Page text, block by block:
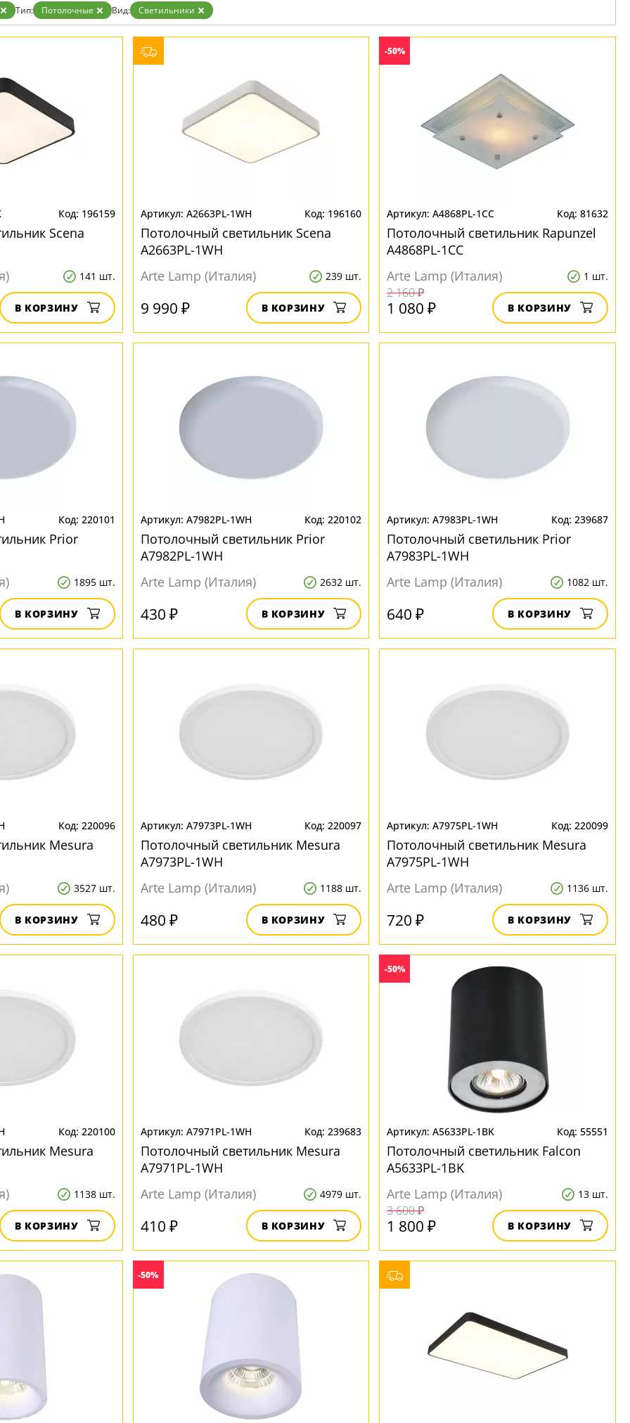
Бронза
Золото
Прозрачные
Тип: Потолочные Вид: Светильники
196159
Scena
141 шт.
В КОРЗИНУ
A2663PL-1WH 196160
Потолочный светильник Scena
A2663PL-1WH
Arte Lamp (Италия)
239 шт.
9 990 ₽ В КОРЗИНУ
-50%
A4868PL-1CC 81632
Потолочный светильник Rapunzel
A4868PL-1CC
Arte Lamp (Италия)
1 шт.
2 160 ₽
1 080 ₽ В КОРЗИНУ
220101
Prior
1895 шт.
В КОРЗИНУ
A7982PL-1WH 220102
Потолочный светильник Prior
A7982PL-1WH
Arte Lamp (Италия)
2632 шт.
430 ₽ В КОРЗИНУ
A7983PL-1WH 239687
Потолочный светильник Prior
A7983PL-1WH
Arte Lamp (Италия)
1082 шт.
640 ₽ В КОРЗИНУ
220096
Mesura
3527 шт.
В КОРЗИНУ
A7973PL-1WH 220097
Потолочный светильник Mesura
A7973PL-1WH
Arte Lamp (Италия)
1188 шт.
480 ₽ В КОРЗИНУ
A7975PL-1WH 220099
Потолочный светильник Mesura
A7975PL-1WH
Arte Lamp (Италия)
1136 шт.
720 ₽ В КОРЗИНУ
220100
Mesura
1138 шт.
В КОРЗИНУ
A7971PL-1WH 239683
Потолочный светильник Mesura
A7971PL-1WH
Arte Lamp (Италия)
4979 шт.
410 ₽ В КОРЗИНУ
-50%
A5633PL-1BK 55551
Потолочный светильник Falcon
A5633PL-1BK
Arte Lamp (Италия)
13 шт.
3 600 ₽
1 800 ₽ В КОРЗИНУ
-50%